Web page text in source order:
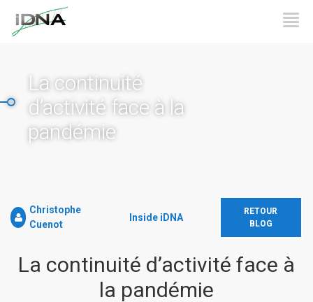
La continuité
d’activité face à la
pandémie
Christophe
Cuenot
Inside iDNA
RETOUR
BLOG
La continuité d’activité face à
la pandémie